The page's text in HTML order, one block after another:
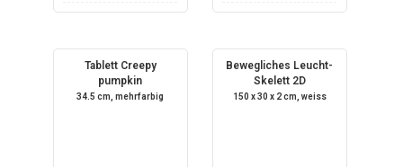
Tablett Creepy
pumpkin
34.5 cm, mehrfarbig
Bewegliches Leucht-
Skelett 2D
150 x 30 x 2 cm, weiss